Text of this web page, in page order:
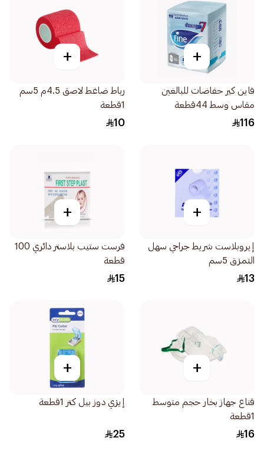
+
فاين كير حفاضات للبالغين
مقاس وسط 44قطعة
116
+
رباط ضاغط لاصق 4.5م 5سم
1قطعة
10
+
إيروبلاست شريط جراحي سهل
التمزق 5سم
13
+
فرست ستيب بلاستر دائري 100
قطعة
15
+
قناع جهاز بخار حجم متوسط
1قطعة
16
+
إيزي دوز بيل كتر 1قطعة
25